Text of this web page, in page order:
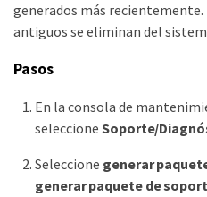
generados más
antiguos se eliminan del
Pasos
En la consola de
seleccione Soporte/
Seleccione generar
generar paquete de